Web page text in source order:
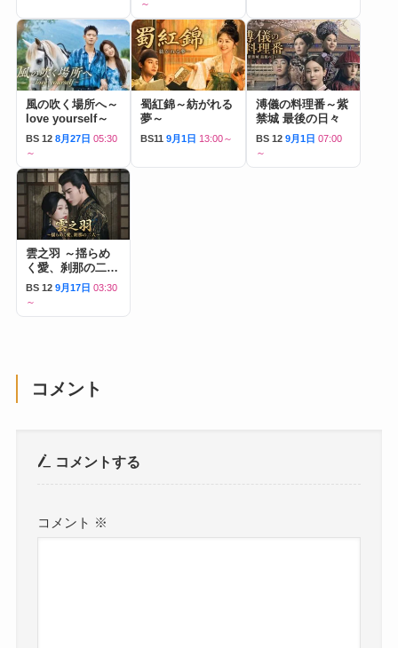
～
風の吹く場所へ～
love yourself～
BS 12 8月27日 05:30
～
蜀紅錦～紡がれる
夢～
BS11 9月1日 13:00～
溥儀の料理番～紫
禁城 最後の日々
BS 12 9月1日 07:00
～
雲之羽 ～揺らめ
く愛、刹那の二人
～
BS 12 9月17日 03:30
～
コメント
コメントする
コメント ※